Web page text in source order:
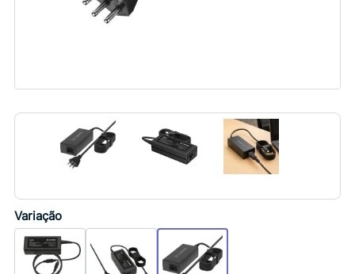
Variação